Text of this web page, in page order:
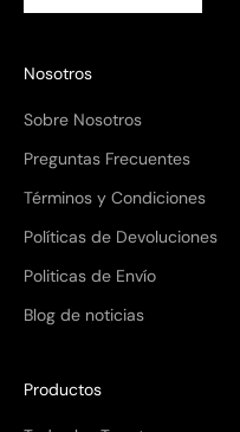
Compra
Nosotros
Sobre Nosotros
Preguntas Frecuentes
Términos y Condiciones
Políticas de Devoluciones
Politicas de Envío
Blog de noticias
Productos